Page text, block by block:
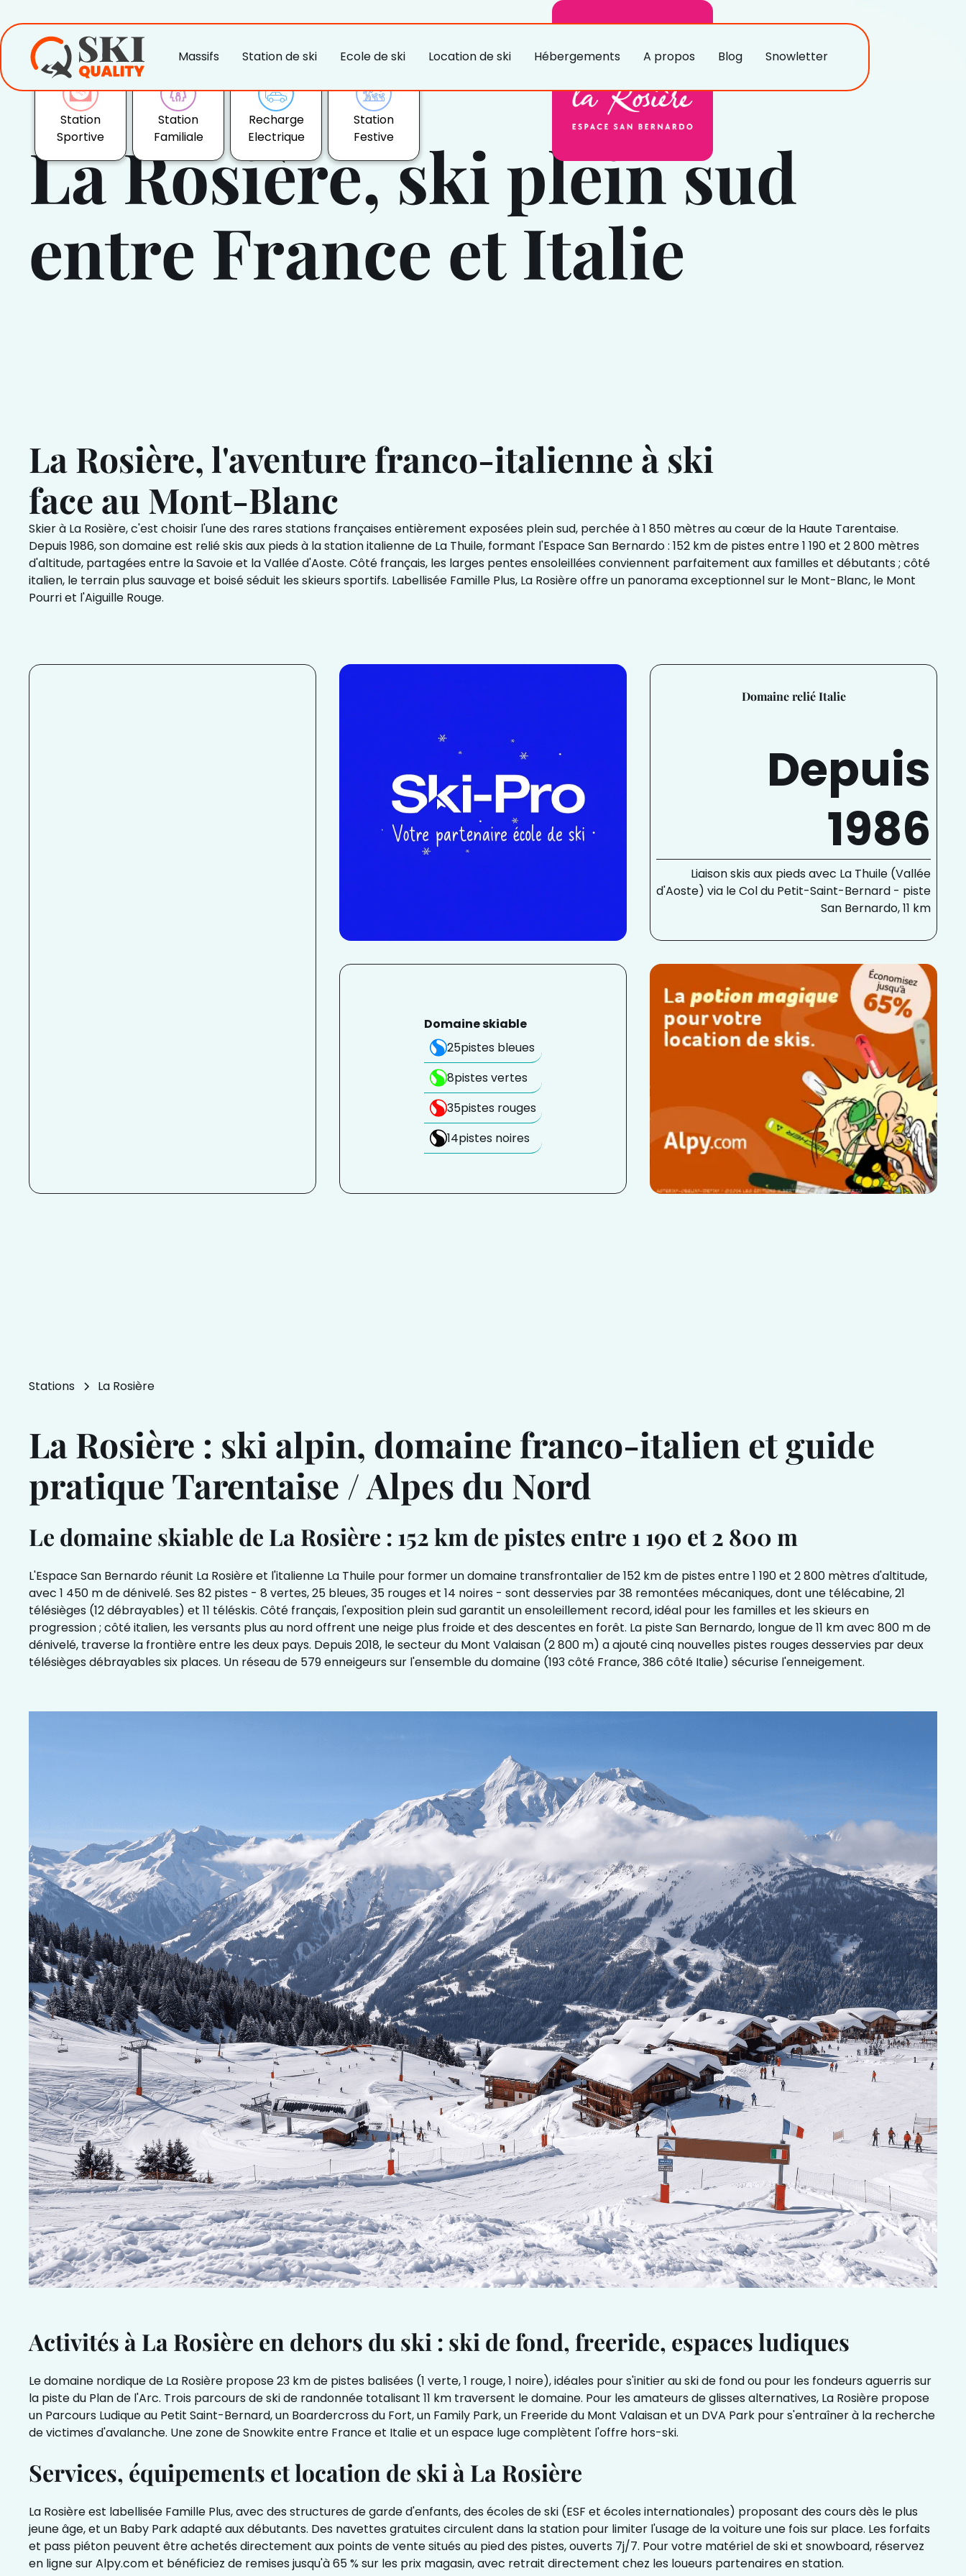
Massifs Station de ski Ecole de ski Location de ski Hébergements A propos Blog Snowletter
Station
Sportive
Station
Familiale
Recharge
Electrique
Station
Festive
La Rosière, ski plein sud
entre France et Italie
La Rosière, l'aventure franco-italienne à ski
face au Mont-Blanc
Skier à La Rosière, c'est choisir l'une des rares stations françaises entièrement exposées plein sud, perchée à 1 850 mètres au cœur de la Haute Tarentaise.
Depuis 1986, son domaine est relié skis aux pieds à la station italienne de La Thuile, formant l'Espace San Bernardo : 152 km de pistes entre 1 190 et 2 800 mètres
d'altitude, partagées entre la Savoie et la Vallée d'Aoste. Côté français, les larges pentes ensoleillées conviennent parfaitement aux familles et débutants ; côté
italien, le terrain plus sauvage et boisé séduit les skieurs sportifs. Labellisée Famille Plus, La Rosière offre un panorama exceptionnel sur le Mont-Blanc, le Mont
Pourri et l'Aiguille Rouge.
Domaine relié Italie
Depuis
1986
Liaison skis aux pieds avec La Thuile (Vallée
d'Aoste) via le Col du Petit-Saint-Bernard - piste
San Bernardo, 11 km
Domaine skiable
25pistes bleues
8pistes vertes
35pistes rouges
14pistes noires
Stations La Rosière
La Rosière : ski alpin, domaine franco-italien et guide
pratique Tarentaise / Alpes du Nord
Le domaine skiable de La Rosière : 152 km de pistes entre 1 190 et 2 800 m
L'Espace San Bernardo réunit La Rosière et l'italienne La Thuile pour former un domaine transfrontalier de 152 km de pistes entre 1 190 et 2 800 mètres d'altitude,
avec 1 450 m de dénivelé. Ses 82 pistes - 8 vertes, 25 bleues, 35 rouges et 14 noires - sont desservies par 38 remontées mécaniques, dont une télécabine, 21
télésièges (12 débrayables) et 11 téléskis. Côté français, l'exposition plein sud garantit un ensoleillement record, idéal pour les familles et les skieurs en
progression ; côté italien, les versants plus au nord offrent une neige plus froide et des descentes en forêt. La piste San Bernardo, longue de 11 km avec 800 m de
dénivelé, traverse la frontière entre les deux pays. Depuis 2018, le secteur du Mont Valaisan (2 800 m) a ajouté cinq nouvelles pistes rouges desservies par deux
télésièges débrayables six places. Un réseau de 579 enneigeurs sur l'ensemble du domaine (193 côté France, 386 côté Italie) sécurise l'enneigement.
Activités à La Rosière en dehors du ski : ski de fond, freeride, espaces ludiques
Le domaine nordique de La Rosière propose 23 km de pistes balisées (1 verte, 1 rouge, 1 noire), idéales pour s'initier au ski de fond ou pour les fondeurs aguerris sur
la piste du Plan de l'Arc. Trois parcours de ski de randonnée totalisant 11 km traversent le domaine. Pour les amateurs de glisses alternatives, La Rosière propose
un Parcours Ludique au Petit Saint-Bernard, un Boardercross du Fort, un Family Park, un Freeride du Mont Valaisan et un DVA Park pour s'entraîner à la recherche
de victimes d'avalanche. Une zone de Snowkite entre France et Italie et un espace luge complètent l'offre hors-ski.
Services, équipements et location de ski à La Rosière
La Rosière est labellisée Famille Plus, avec des structures de garde d'enfants, des écoles de ski (ESF et écoles internationales) proposant des cours dès le plus
jeune âge, et un Baby Park adapté aux débutants. Des navettes gratuites circulent dans la station pour limiter l'usage de la voiture une fois sur place. Les forfaits
et pass piéton peuvent être achetés directement aux points de vente situés au pied des pistes, ouverts 7j/7. Pour votre matériel de ski et snowboard, réservez
en ligne surAlpy.comet bénéficiez de remises jusqu'à 65 % sur les prix magasin, avec retrait directement chez les loueurs partenaires en station.